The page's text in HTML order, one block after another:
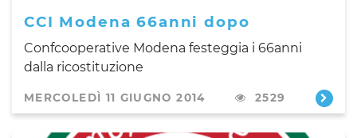
CCI Modena 66anni dopo
Confcooperative Modena festeggia i 66anni
dalla ricostituzione
MERCOLEDÌ 11 GIUGNO 2014 2529